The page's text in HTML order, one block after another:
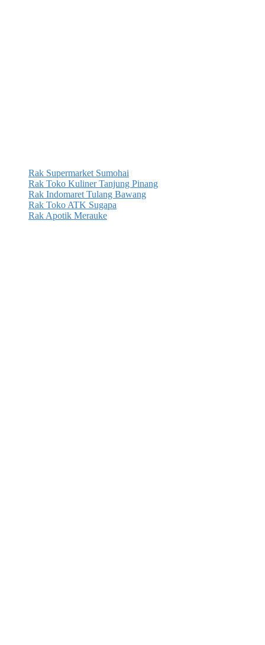
Rak Supermarket Sumohai
Rak Toko Kuliner Tanjung Pinang
Rak Indomaret Tulang Bawang
Rak Toko ATK Sugapa
Rak Apotik Merauke